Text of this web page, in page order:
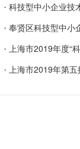
・ 科技型中小企业技
・ 奉贤区科技型中小
・ 上海市2019年度“
新资金拟立项项目
・ 上海市2019年第